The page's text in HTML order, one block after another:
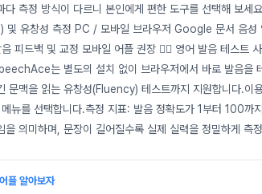
다 측정 방식이 다르니 본인에게 편한 도구를 선택해 보세
유창성 측정 PC / 모바일 브라우저 Google 문서 음성
피드백 및 교정 모바일 어플 권장 👉🏻 영어 발음 테스트
는 별도의 설치 없이 브라우저에서 바로 발음을
문맥을 읽는 유창성(Fluency) 테스트까지 지원합니다.이
를 선택합니다.측정 지표: 발음 정확도가 1부터 100까
을 의미하며, 문장이 길어질수록 실제 실력을 정밀하게 측
플 알아보자